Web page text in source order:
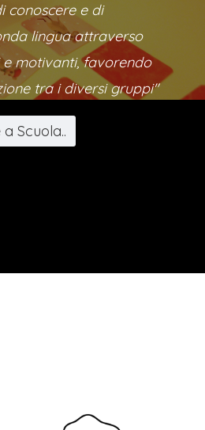
conoscere e di
lingua attraverso
motivanti, favorendo
tra i diversi gruppi"
Scuola..